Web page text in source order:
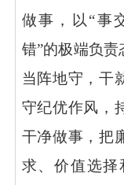
做事，以 “事
错”的极端负
当阵地守，干
守纪优作风，
干净做事，把
求、价值选择